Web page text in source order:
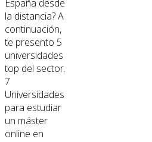
España desde
la distancia? A
continuación,
te presento 5
universidades
top del sector.
7
Universidades
para estudiar
un máster
online en